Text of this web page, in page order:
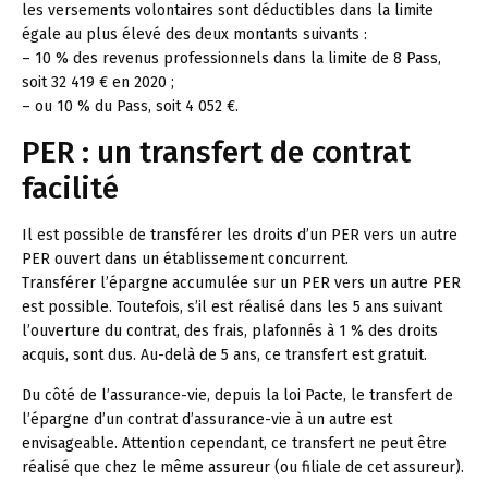
les versements volontaires sont déductibles dans la limite
égale au plus élevé des deux montants suivants :
– 10 % des revenus professionnels dans la limite de 8 Pass,
soit 32 419 € en 2020 ;
– ou 10 % du Pass, soit 4 052 €.
PER : un transfert de contrat
facilité
Il est possible de transférer les droits d’un PER vers un autre
PER ouvert dans un établissement concurrent.
Transférer l’épargne accumulée sur un PER vers un autre PER
est possible. Toutefois, s’il est réalisé dans les 5 ans suivant
l’ouverture du contrat, des frais, plafonnés à 1 % des droits
acquis, sont dus. Au-delà de 5 ans, ce transfert est gratuit.
Du côté de l’assurance-vie, depuis la loi Pacte, le transfert de
l’épargne d’un contrat d’assurance-vie à un autre est
envisageable. Attention cependant, ce transfert ne peut être
réalisé que chez le même assureur (ou filiale de cet assureur).